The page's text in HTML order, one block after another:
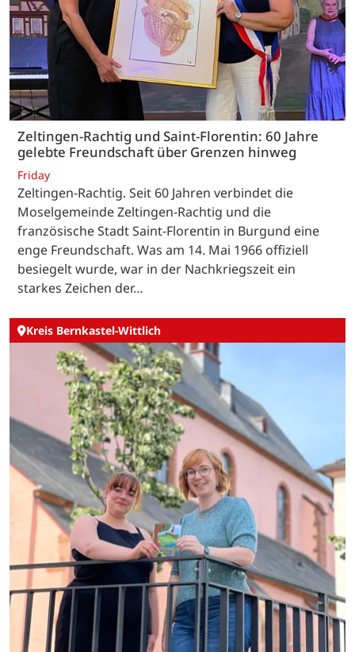
Zeltingen-Rachtig und Saint-Florentin: 60 Jahre
gelebte Freundschaft über Grenzen hinweg
Friday
Zeltingen-Rachtig. Seit 60 Jahren verbindet die
Moselgemeinde Zeltingen-Rachtig und die
französische Stadt Saint-Florentin in Burgund eine
enge Freundschaft. Was am 14. Mai 1966 offiziell
besiegelt wurde, war in der Nachkriegszeit ein
starkes Zeichen der…
Kreis Bernkastel-Wittlich